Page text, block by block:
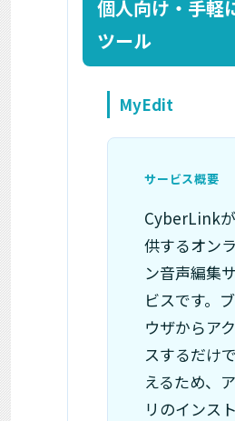
個人向け・手軽
ツール
MyEdit
サービス概要
CyberLink
供するオン
ン音声編集
ビスです。
ウザからア
スするだけ
えるため、
リのインス